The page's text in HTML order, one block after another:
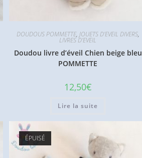
DOUDOUS POMMETTE, JOUETS D'EVEIL DIVERS,
LIVRES D'EVEIL
Doudou livre d’éveil Chien beige bleu
POMMETTE
12,50€
Lire la suite
ÉPUISÉ